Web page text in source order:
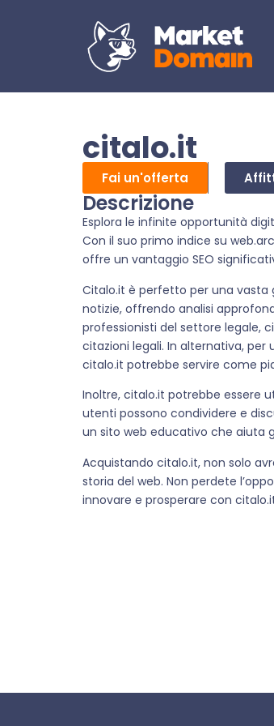
citalo.it
Fai un'offerta
Descrizione
Esplora le infinite opportunità
Con il suo primo indice su
offre un vantaggio SEO
Citalo.it è perfetto per una vasta
notizie, offrendo analisi
professionisti del settore legale,
citazioni legali. In alternativa, per
citalo.it potrebbe servire come
Inoltre, citalo.it potrebbe essere
utenti possono condividere e
un sito web educativo che aiuta
Acquistando citalo.it, non solo
storia del web. Non perdete
innovare e prosperare con